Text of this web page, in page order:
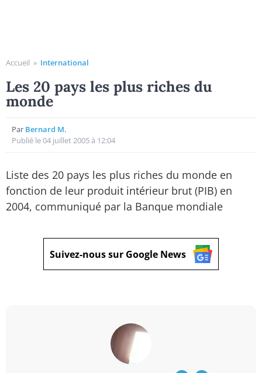
Accueil » International
Les 20 pays les plus riches du
monde
Par Bernard M.
Publié le 04 juillet 2005 à 12:04
Liste des 20 pays les plus riches du monde en
fonction de leur produit intérieur brut (PIB) en
2004, communiqué par la Banque mondiale
Suivez-nous sur Google News